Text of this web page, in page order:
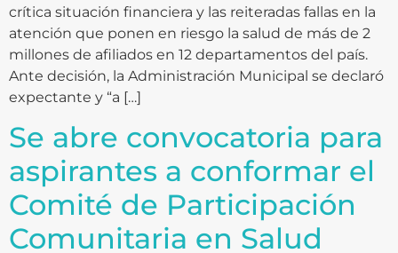
crítica situación financiera y las reiteradas fallas en la
atención que ponen en riesgo la salud de más de 2
millones de afiliados en 12 departamentos del país.
Ante decisión, la Administración Municipal se declaró
expectante y “a […]
Se abre convocatoria para
aspirantes a conformar el
Comité de Participación
Comunitaria en Salud